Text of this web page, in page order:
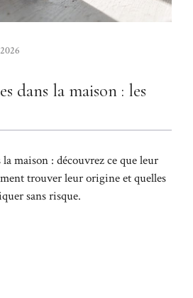
dans la maison : les
maison : découvrez ce que leur
trouver leur origine et quelles
sans risque.